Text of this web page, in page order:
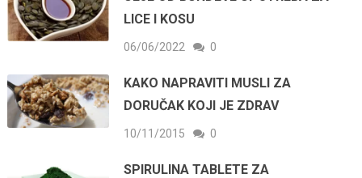
LICE I KOSU
06/06/2022 0
KAKO NAPRAVITI MUSLI ZA
DORUČAK KOJI JE ZDRAV
10/11/2015 0
SPIRULINA TABLETE ZA